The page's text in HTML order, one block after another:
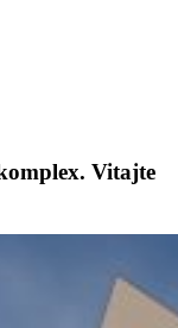
Vitajte